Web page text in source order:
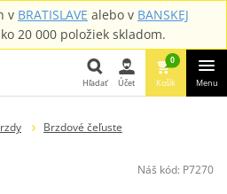
v BRATISLAVE alebo v BANSKEJ
20 000 položiek skladom.
Hľadať Účet
0
Košík Menu
Brzdové čeľuste
Náš kód: P7270